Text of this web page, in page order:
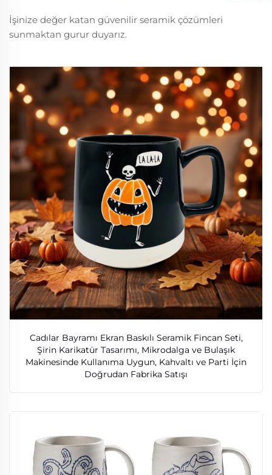
İşinize değer katan güvenilir seramik çözümleri
sunmaktan gurur duyarız.
Cadılar Bayramı Ekran Baskılı Seramik Fincan Seti,
Şirin Karikatür Tasarımı, Mikrodalga ve Bulaşık
Makinesinde Kullanıma Uygun, Kahvaltı ve Parti İçin
Doğrudan Fabrika Satışı